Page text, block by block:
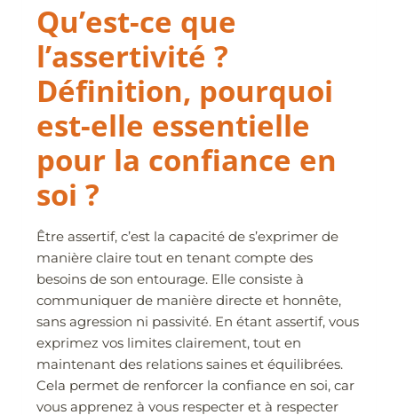
Qu’est-ce que
l’assertivité ?
Définition, pourquoi
est-elle essentielle
pour la confiance en
soi ?
Être assertif, c’est la capacité de s’exprimer de
manière claire tout en tenant compte des
besoins de son entourage. Elle consiste à
communiquer de manière directe et honnête,
sans agression ni passivité. En étant assertif, vous
exprimez vos limites clairement, tout en
maintenant des relations saines et équilibrées.
Cela permet de renforcer la confiance en soi, car
vous apprenez à vous respecter et à respecter